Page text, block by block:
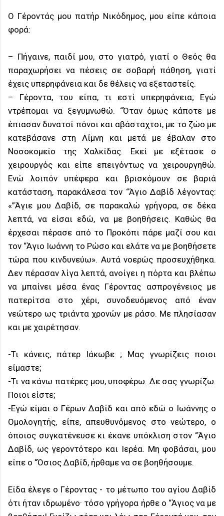
Ο Γέροντάς μου πατήρ Νικόδημος, μου είπε κάποια
φορά:
– Πήγαινε, παιδί μου, στο γιατρό, γιατί ο Θεός θα
παραχωρήσει να πέσεις σε σοβαρή πάθηση, γιατί
έχεις υπερηφάνεια και δε θέλεις να εξεταστείς.
– Γέροντα, του είπα, τι εστί υπερηφάνεια; Εγώ
ντρέπομαι να ξεγυμνωθώ. “Όταν όμως κάποτε με
έπιασαν δυνατοί πόνοι και αβάσταχτοι, με το ζώο με
κατεβάσανε στη Λίμνη και μετά με έβαλαν στο
Νοσοκομείο της Χαλκίδας. Εκεί με εξέτασε ο
χειρουργός και είπε επειγόντως να χειρουργηθώ.
Ενώ λοιπόν υπέφερα και βρισκόμουν σε βαριά
κατάσταση, παρακάλεσα τον “Άγιο Δαβίδ λέγοντας:
«”Άγιε μου Δαβίδ, σε παρακαλώ γρήγορα, σε δέκα
λεπτά, να είσαι εδώ, να με βοηθήσεις. Καθώς θα
έρχεσαι πέρασε από το Προκόπι πάρε μαζί σου και
τον “Άγιο Ιωάννη το Ρώσο και ελάτε να με βοηθήσετε
τώρα που κινδυνεύω». Αυτά νοερώς προσευχήθηκα.
Δεν πέρασαν λίγα λεπτά, ανοίγει η πόρτα και βλέπω
να μπαίνει μέσα ένας Γέροντας ασπρογένειος με
πατερίτσα στο χέρι, συνοδευόμενος από έναν
νεώτερο ως τριάντα χρονών με ράσο. Με πλησίασαν
και με χαιρέτησαν.
-Τι κάνεις, πάτερ Ιάκωβε ; Μας γνωρίζεις ποιοι
είμαστε;
-Τι να κάνω πατέρες μου, υποφέρω. Δε σας γνωρίζω.
Ποιοι είστε;
-Εγώ είμαι ο Γέρων Δαβίδ και από εδώ ο Ιωάννης ο
Ομολογητής, είπε, απευθυνόμενος στο νεώτερο, ο
όποιος συγκατένευσε κι έκανε υπόκλιση στον “Άγιο
Δαβίδ, ως γεροντότερο και Ιερέα. Μη φοβάσαι, μου
είπε ο “Όσιος Δαβίδ, ήρθαμε να σε βοηθήσουμε.
Είδα έλεγε ο Γέροντας - το μέτωπο του αγίου Δαβίδ
ότι ήταν ιδρωμένο· τόσο γρήγορα ήρθε ο “Άγιος να με